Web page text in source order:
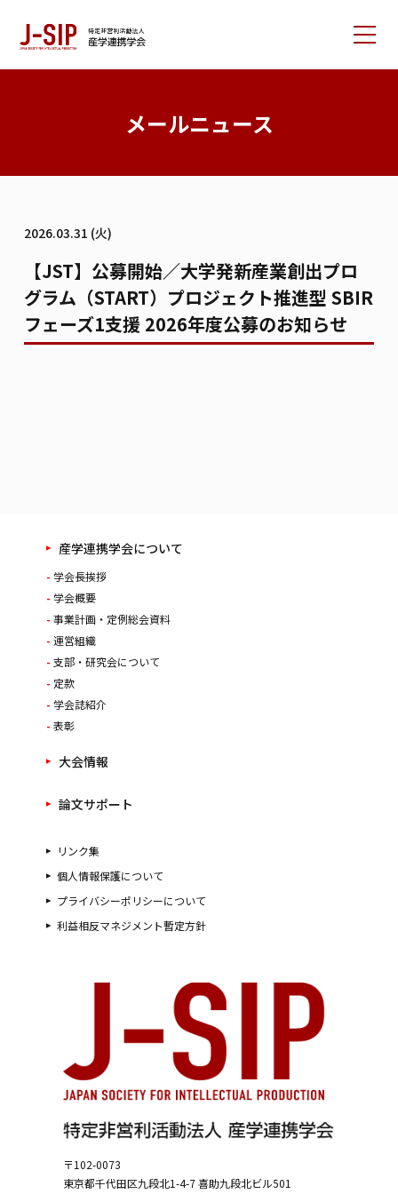
リンク集 学会書籍紹介 ご寄付のお願い
メールニュース
2026.03.31 (火)
【JST】公募開始／大学発新産業創出プロ
グラム（START）プロジェクト推進型 SBIR
フェーズ1支援 2026年度公募のお知らせ
〒102-0073
東京都千代田区九段北1-4-7喜助九段北ビル501
産学連携学会について
学会長挨拶
学会概要
事業計画・定例総会資料
運営組織
支部・研究会について
定款
学会誌紹介
表彰
大会情報
論文サポート
リンク集
個人情報保護について
プライバシーポリシーについて
利益相反マネジメント暫定方針